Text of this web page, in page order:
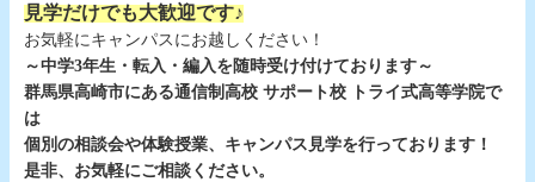
見学だけでも大歓迎です♪
お気軽にキャンパスにお越しください！
～中学3年生・転入・編入を随時受け付けております～
群馬県高崎市にある通信制高校 サポート校 トライ式高等学院で
は
個別の相談会や体験授業、キャンパス見学を行っております！
是非、お気軽にご相談ください。